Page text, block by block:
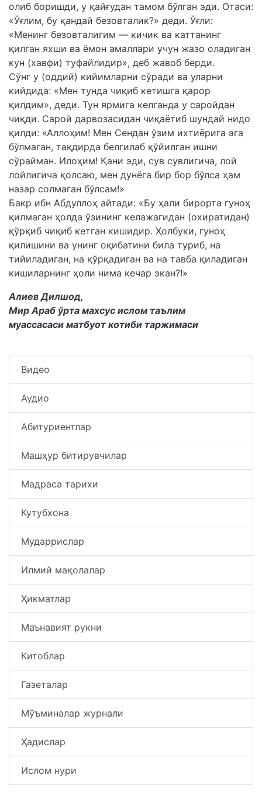
олиб боришди, у қайғудан тамом бўлган эди. Отаси:
«Ўғлим, бу қандай безовталик?» деди. Ўғли:
«Менинг безовталигим — кичик ва каттанинг
қилган яхши ва ёмон амаллари учун жазо оладиган
кун (хавфи) туфайлидир», деб жавоб берди.
Сўнг у (оддий) кийимларни сўради ва уларни
кийдида: «Мен тунда чиқиб кетишга қарор
қилдим», деди. Тун ярмига келганда у саройдан
чиқди. Сарой дарвозасидан чиқаётиб шундай нидо
қилди: «Аллоҳим! Мен Сендан ўзим ихтиёрига эга
бўлмаган, тақдирда белгилаб қўйилган ишни
сўрайман. Илоҳим! Қани эди, сув сувлигича, лой
лойлигича қолсаю, мен дунёга бир бор бўлса ҳам
назар солмаган бўлсам!»
Бакр ибн Абдуллоҳ айтади: «Бу ҳали бирорта гуноҳ
қилмаган ҳолда ўзининг келажагидан (охиратидан)
қўрқиб чиқиб кетган кишидир. Ҳолбуки, гуноҳ
қилишини ва унинг оқибатини била туриб, на
тийиладиган, на қўрқадиган ва на тавба қиладиган
кишиларнинг ҳоли нима кечар экан?!»
Алиев Дилшод,
Мир Араб ўрта махсус ислом таълим
муассасаси матбуот котиби таржимаси
Видео
Аудио
Абитуриентлар
Машҳур битирувчилар
Мадраса тарихи
Кутубхона
Мударрислар
Илмий мақолалар
Ҳикматлар
Маънавият рукни
Китоблар
Газеталар
Мўъминалар журнали
Ҳадислар
Ислом нури